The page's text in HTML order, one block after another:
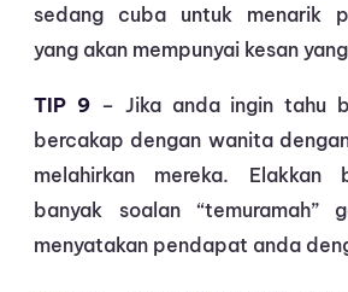
sedang cuba untuk menarik
yang akan mempunyai kesan
TIP 9– Jika anda ingin tahu
bercakap dengan wanita
melahirkan mereka. Elakkan
banyak soalan “temuramah”
menyatakan pendapat anda